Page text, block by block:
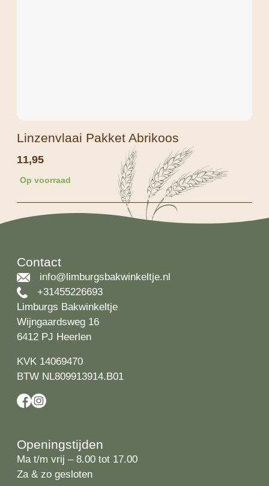
Linzenvlaai Pakket Abrikoos
11,95
Op voorraad
Contact
info@limburgsbakwinkeltje.nl
+31455226693
Limburgs Bakwinkeltje
Wijngaardsweg 16
6412 PJ Heerlen
KVK 14069470
BTW NL809913914.B01
Openingstijden
Ma t/m vrij – 8.00 tot 17.00
Za & zo gesloten